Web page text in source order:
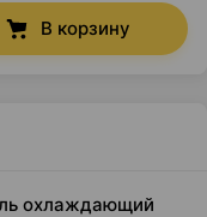
В корзину
охлаждающий